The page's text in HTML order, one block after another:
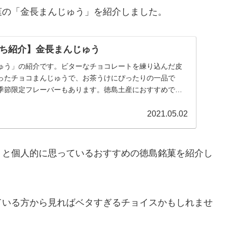
「金長まんじゅう」を紹介しました。
紹介】金長まんじゅう
う」の紹介です。ビターなチョコレートを練り込んだ皮
たチョコまんじゅうで、お茶うけにぴったりの一品で
節限定フレーバーもあります。徳島土産におすすめで
2021.05.02
人的に思っているおすすめの徳島銘菓を紹介し
る方から見ればベタすぎるチョイスかもしれませ